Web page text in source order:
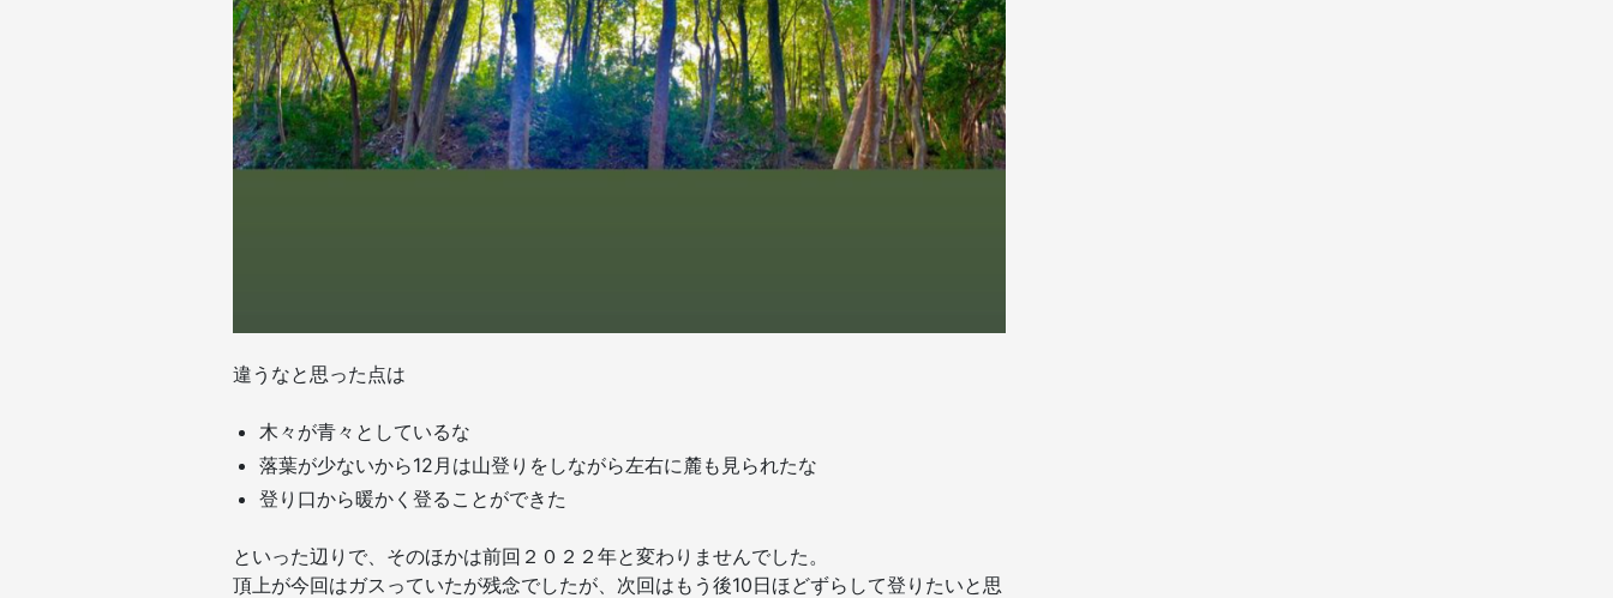
違うなと思った点は
木々が青々としているな
落葉が少ないから12月は山登りをしながら左右に麓も見られたな
登り口から暖かく登ることができた
といった辺りで、そのほかは前回２０２２年と変わりませんでした。
頂上が今回はガスっていたが残念でしたが、次回はもう後10日ほどずらして登りたいと思